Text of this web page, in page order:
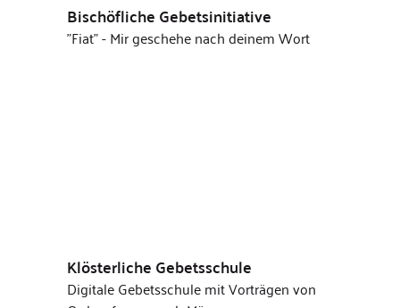
Bischöfliche Gebetsinitiative
"Fiat" - Mir geschehe nach deinem Wort
Klösterliche Gebetsschule
Digitale Gebetsschule mit Vorträgen von